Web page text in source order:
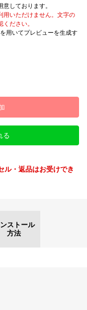
しております。
用いただけません。文字の
ださい。
用いてプレビューを生成す
る
ル・返品はお受けでき
ストール
方法